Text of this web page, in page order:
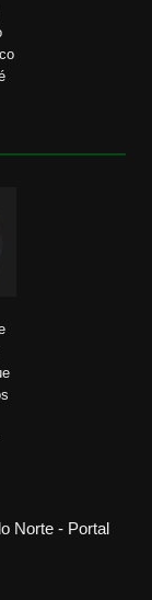
Norte - Portal